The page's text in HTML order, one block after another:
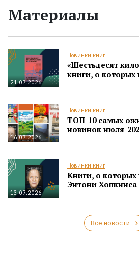
Материалы
21.07.2026
Новинки книг
«Шестьдесят
книги, о которых
16.07.2026
Новинки книг
ТОП-10 самых
новинок июля-
13.07.2026
Новинки книг
Книги, о
Энтони Хопкинса
Все новости